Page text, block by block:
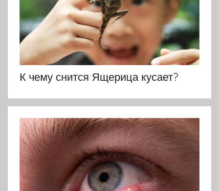
К чему снится Ящерица кусает?